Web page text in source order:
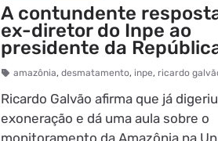
A contundente
ex-diretor do Inpe ao
presidente da
amazônia,desmatamento, inpe, ricardo
Ricardo Galvão afirma que já
exoneração e dá uma aula sobre o
monitoramento da Amazônia na